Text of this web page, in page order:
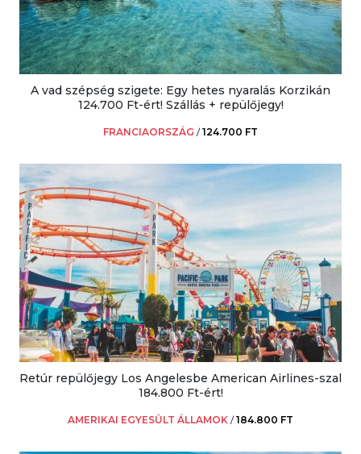
A vad szépség szigete: Egy hetes nyaralás Korzikán
124.700 Ft-ért! Szállás + repülőjegy!
FRANCIAORSZÁG /124.700 FT
Retúr repülőjegy Los Angelesbe American Airlines-szal
184.800 Ft-ért!
AMERIKAI EGYESÜLT ÁLLAMOK /184.800 FT